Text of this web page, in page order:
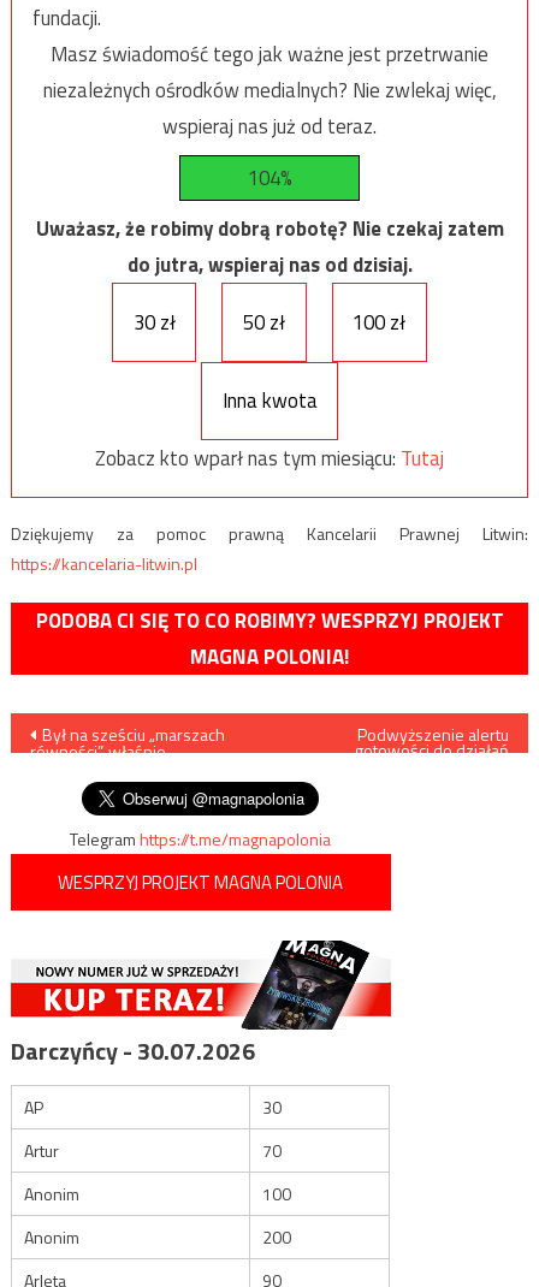
fundacji.
Masz świadomość tego jak ważne jest przetrwanie
niezależnych ośrodków medialnych? Nie zwlekaj więc,
wspieraj nas już od teraz.
104%
Uważasz, że robimy dobrą robotę? Nie czekaj zatem
do jutra, wspieraj nas od dzisiaj.
30 zł
50 zł 100 zł
Inna kwota
Zobacz kto wparł nas tym miesiącu: Tutaj
Dziękujemy za pomoc prawną Kancelarii Prawnej Litwin:
https://kancelaria-litwin.pl
PODOBA CI SIĘ TO CO ROBIMY? WESPRZYJ PROJEKT
MAGNA POLONIA!
Nawigacja
wpisu
Był na sześciu „marszach
równości”, właśnie
Podwyższenie alertu
gotowości do działań
Telegramhttps://t.me/magnapolonia
WESPRZYJ PROJEKT MAGNA POLONIA
Darczyńcy - 30.07.2026
AP
30
Artur
70
Anonim
100
Anonim
200
Arleta
90